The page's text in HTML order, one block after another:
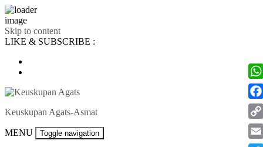
Skip to content
LIKE & SUBSCRIBE :
Keuskupan Agats-Asmat
MENU Toggle navigation